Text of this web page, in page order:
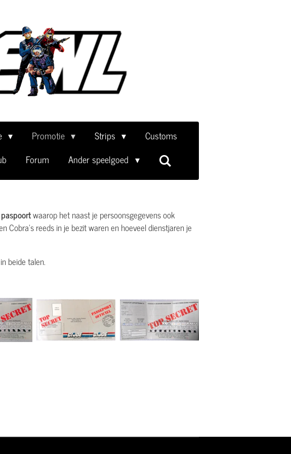
Promotie Strips
Customs
Forum Ander speelgoed
paspoortwaarop het naast je persoonsgegevens ook
Cobra's reeds in je bezit waren en hoeveel dienstjaren je
beide talen.